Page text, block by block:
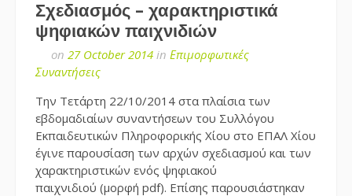
Σχεδιασμός – χαρακτηριστικά
ψηφιακών παιχνιδιών
on 27 October 2014 in Επιμορφωτικές
Συναντήσεις
Την Τετάρτη 22/10/2014 στα πλαίσια των
εβδομαδιαίων συναντήσεων του Συλλόγου
Εκπαιδευτικών Πληροφορικής Χίου στο ΕΠΑΛ Χίου
έγινε παρουσίαση των αρχών σχεδιασμού και των
χαρακτηριστικών ενός ψηφιακού
παιχνιδιού (μορφή pdf). Επίσης παρουσιάστηκαν